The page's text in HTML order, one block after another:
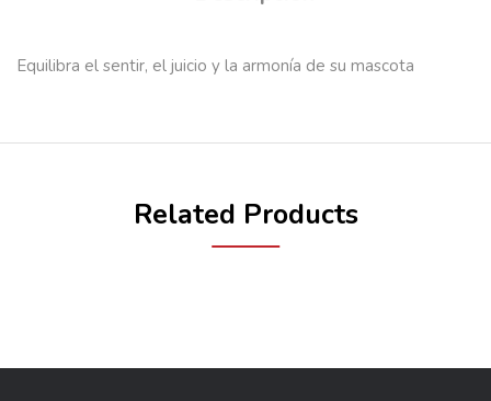
Equilibra el sentir, el juicio y la armonía de su mascota
Related Products